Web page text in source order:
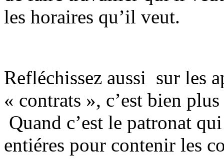
les horaires qu’il veut.
Refléchissez aussi sur les
« contrats », c’est bien
Quand c’est le patronat
entiéres pour contenir les